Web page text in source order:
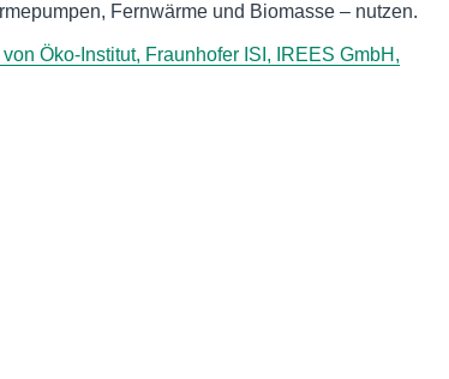
Fernwärme und Biomasse – nutzen.
Öko-Institut, Fraunhofer ISI, IREES GmbH,